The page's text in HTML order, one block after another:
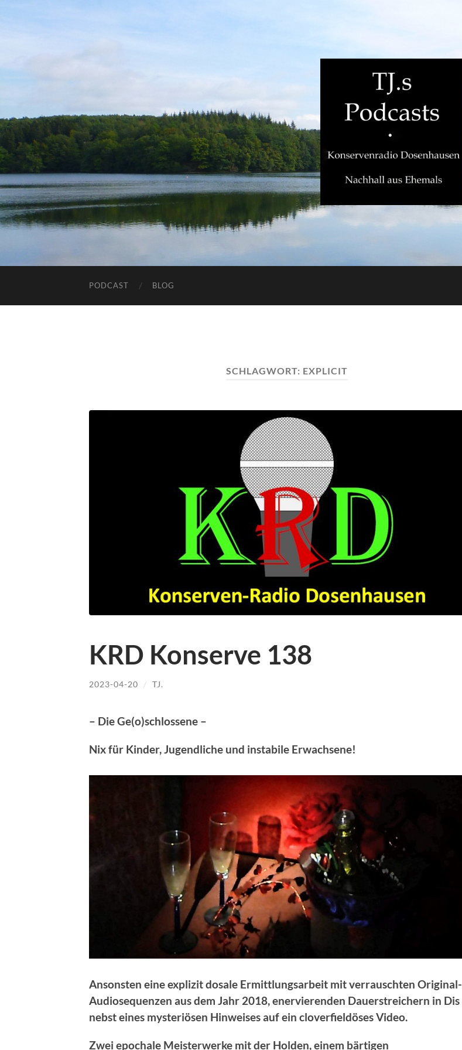
PODCAST BLOG
SCHLAGWORT: EXPLICIT
KRD Konserve 138
2023-04-20 / TJ.
– Die Ge(o)schlossene –
Nix für Kinder, Jugendliche und instabile Erwachsene!
Ansonsten eine explizit dosale Ermittlungsarbeit mit verrauschten Original-
Audiosequenzen aus dem Jahr 2018, enervierenden Dauerstreichern in Dis
nebst eines mysteriösen Hinweises auf ein cloverfieldöses Video.
Zwei epochale Meisterwerke mit der Holden, einem bärtigen